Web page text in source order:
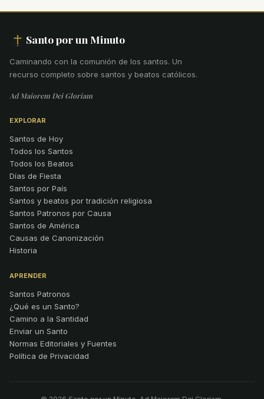
Santo por un Minuto
Caminando con la comunión de los santos. Un
recurso completo sobre santos y beatos católicos.
Ad Maiorem Dei Gloriam
EXPLORAR
Santos de Hoy
Todos los Santos
Todos los Beatos
Días de Fiesta
Santos por País
Santos y beatos por tradición religiosa
Santos Patronos por Causa
Santos de América
Causas de Canonización
Historia
APRENDER
Santos Patronos
¿Qué es un Santo?
Camino a la Santidad
Enviar un Santo
Normas Editoriales y Fuentes
Política de Privacidad